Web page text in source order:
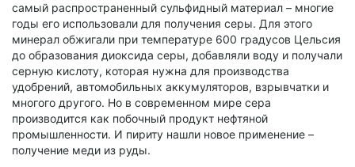
самый распространенный сульфидный материал – многие
годы его использовали для получения серы. Для этого
минерал обжигали при температуре 600 градусов Цельсия
до образования диоксида серы, добавляли воду и получали
серную кислоту, которая нужна для производства
удобрений, автомобильных аккумуляторов, взрывчатки и
многого другого. Но в современном мире сера
производится как побочный продукт нефтяной
промышленности. И пириту нашли новое применение –
получение меди из руды.